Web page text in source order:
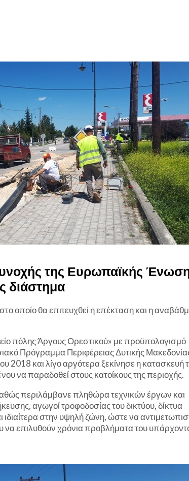
της Ευρωπαϊκής
διάστημα
οποίο θα επιτευχθεί η επέκταση και η
πόλης Άργους Ορεστικού» με προϋπολογισμό
Πρόγραμμα Περιφέρειας Δυτικής
2018 και λίγο αργότερα ξεκίνησε η κατασκευή
να παραδοθεί στους κατοίκους της περιοχής.
περιλάμβανε πληθώρα τεχνικών έργων και
αγωγοί τροφοδοσίας του δικτύου, δίκτυα
ιδιαίτερα στην υψηλή ζώνη, ώστε να
να επιλυθούν χρόνια προβλήματα του